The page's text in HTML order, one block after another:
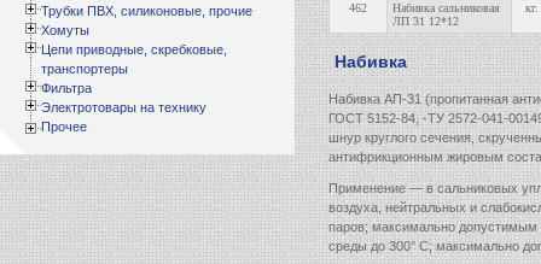
Трубки ПВХ, силиконовые, прочие
Хомуты
Цепи приводные, скребковые,
транспортеры
Фильтра
Электротовары на технику
Прочее
462
Набивка сальниковая
ЛП 31 12*12
кг.
Набивка
Набивка АП-31 (пропитанная
ГОСТ 5152-84, -ТУ 2572-041-
шнур круглого сечения,
антифрикционным жировым
Применение — в сальниковых
воздуха, нейтральных и
паров; максимально
среды до 300° С; максимально